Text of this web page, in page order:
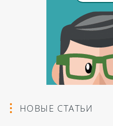
НОВЫЕ СТАТЬИ